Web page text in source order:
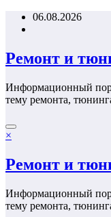
Перейти06.08.2026
Ремонт и
Информационный
тему ремонта,
×
Ремонт и
Информационный
тему ремонта,